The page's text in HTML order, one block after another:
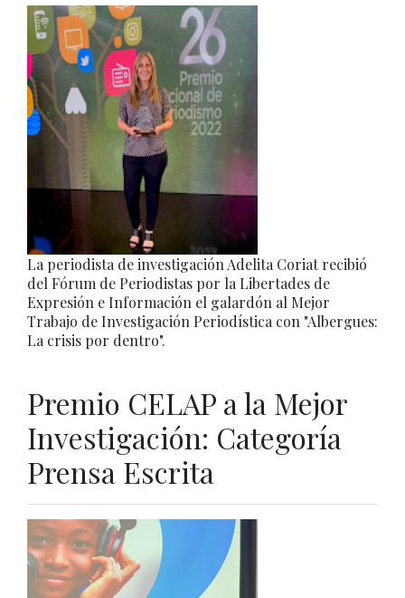
La periodista de investigación Adelita Coriat recibió
del Fórum de Periodistas por la Libertades de
Expresión e Información el galardón al Mejor
Trabajo de Investigación Periodística con "Albergues:
La crisis por dentro".
Premio CELAP a la Mejor
Investigación: Categoría
Prensa Escrita